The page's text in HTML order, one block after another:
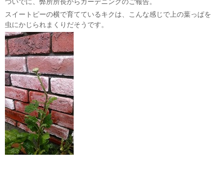
スイートピーの横で育てているキクは、こんな感じで上の葉っぱを
虫にかじられまくりだそうです。